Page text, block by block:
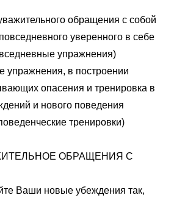
обращения с собой
уверенного в себе
упражнения)
упражнения, в построении
опасения и тренировка в
и нового поведения
тренировки)
ОБРАЩЕНИЯ С
Ваши новые убеждения так,